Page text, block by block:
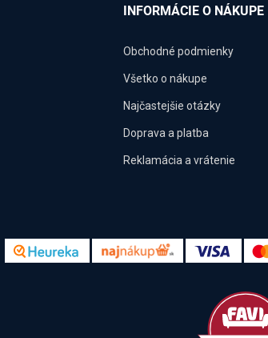
INFORMÁCIE O NÁKUPE
Obchodné podmienky
Všetko o nákupe
Najčastejšie otázky
Doprava a platba
Reklamácia a vrátenie